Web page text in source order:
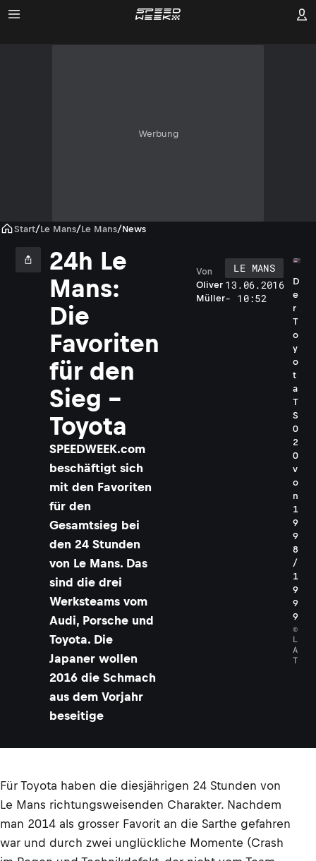
Werbung
Start/Le Mans/Le Mans/News
24h Le
Mans:
Die
Favoriten
für den
Sieg -
Toyota
SPEEDWEEK.com
beschäftigt sich
mit den Favoriten
für den
Gesamtsieg bei
den 24 Stunden
von Le Mans. Das
sind die drei
Werksteams vom
Audi, Porsche und
Toyota. Die
Japaner wollen
2016 die Schmach
aus dem Vorjahr
beseitige
Oliver
Müller
Von
LE MANS
13.06.2016
- 10:52
D
e
r
T
o
y
o
t
a
T
S
0
2
0
v
o
n
1
9
9
8
/
1
9
9
9
©
L
A
T
Für Toyota haben die diesjährigen 24 Stunden von
Le Mans richtungsweisenden Charakter. Nachdem
man 2014 als grosser Favorit an die Sarthe gefahren
war und durch zwei unglückliche Momente (Crash